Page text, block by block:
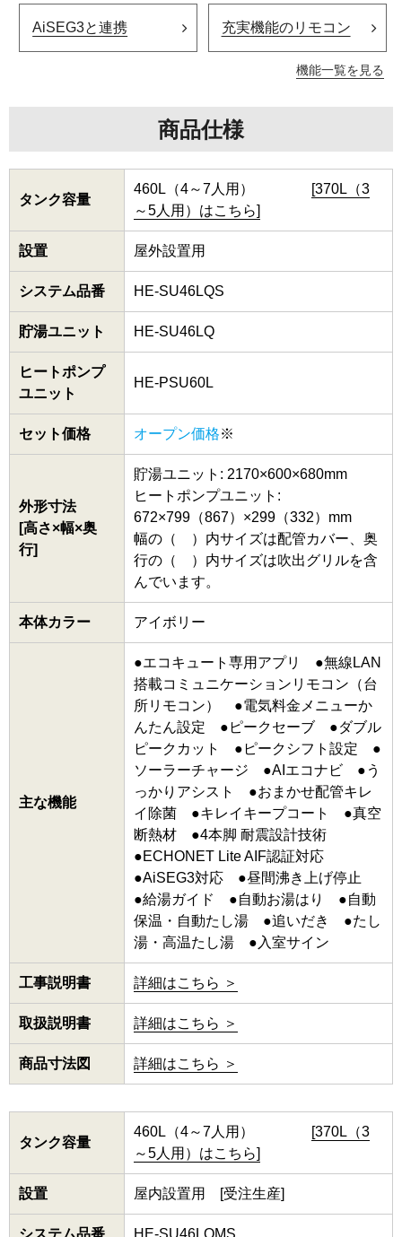
AiSEG3と連携 充実機能のリモコン
機能一覧を見る
商品仕様
タンク容量
460L（4～7人用）
[370L（3
～5人用）はこちら]
設置 屋外設置用
システム品番 HE-SU46LQS
貯湯ユニット HE-SU46LQ
ヒートポンプ
ユニット
HE-PSU60L
セット価格 オープン価格※
外形寸法
[高さ×幅×奥
行]
貯湯ユニット: 2170×600×680mm
ヒートポンプユニット:
672×799（867）×299（332）mm
幅の（ ）内サイズは配管カバー、奥
行の（ ）内サイズは吹出グリルを含
んでいます。
本体カラー アイボリー
主な機能
●エコキュート専用アプリ ●無線LAN
搭載コミュニケーションリモコン（台
所リモコン） ●電気料金メニューか
んたん設定 ●ピークセーブ ●ダブル
ピークカット ●ピークシフト設定 ●
ソーラーチャージ ●AIエコナビ ●う
っかりアシスト ●おまかせ配管キレ
イ除菌 ●キレイキープコート ●真空
断熱材 ●4本脚 耐震設計技術
●ECHONET Lite AIF認証対応
●AiSEG3対応 ●昼間沸き上げ停止
●給湯ガイド ●自動お湯はり ●自動
保温・自動たし湯 ●追いだき ●たし
湯・高温たし湯 ●入室サイン
工事説明書 詳細はこちら ＞
取扱説明書 詳細はこちら ＞
商品寸法図 詳細はこちら ＞
タンク容量
460L（4～7人用）
[370L（3
～5人用）はこちら]
設置 屋内設置用 [受注生産]